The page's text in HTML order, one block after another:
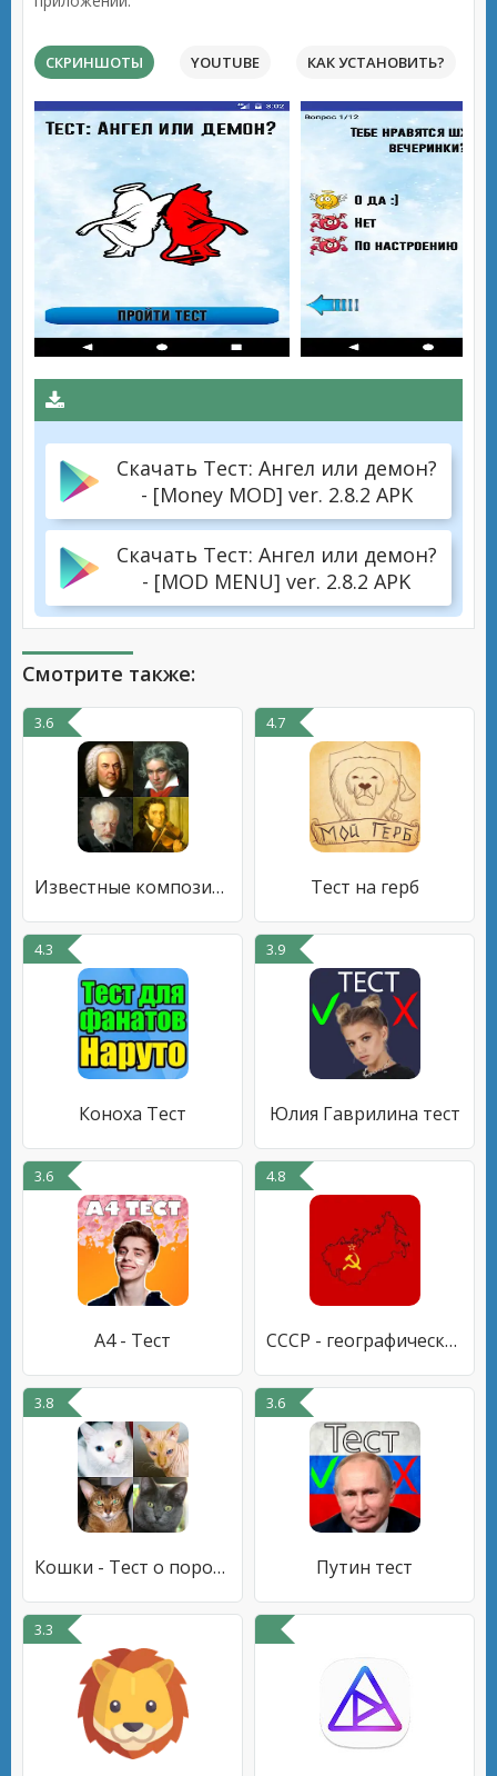
СКРИНШОТЫ YOUTUBE КАК УСТАНОВИТЬ?
Скачать Тест: Ангел или демон?
- [Money MOD] ver. 2.8.2 APK
Скачать Тест: Ангел или демон?
- [MOD MENU] ver. 2.8.2 APK
Смотрите также:
3.6
Известные композиторы - Тест
4.7
Тест на герб
4.3
Коноха Тест
3.9
Юлия Гаврилина тест
3.6
A4 - Тест
4.8
СССР - географический тест - к
3.8
Кошки - Тест о породах кошек
3.6
Путин тест
3.3